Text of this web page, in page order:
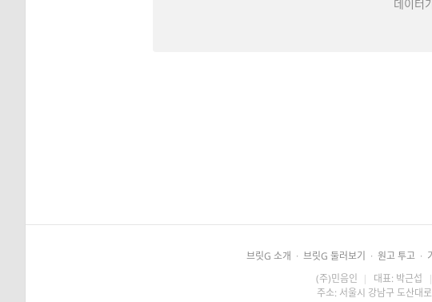
데이터
브릿G 소개 · 브릿G 둘러보기 · 원고 투고 ·
(주)민음인 | 대표: 박근섭 |
주소: 서울시 강남구 도산대